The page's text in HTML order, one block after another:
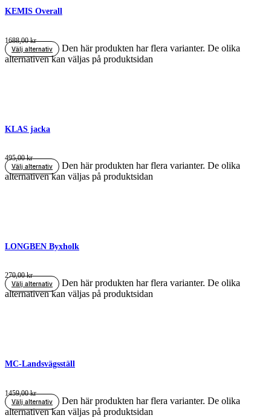
KEMIS Overall
1688,00kr
Välj alternativ
Den här produkten har flera varianter. De olika
alternativen kan väljas på produktsidan
KLAS jacka
495,00kr
Välj alternativ
Den här produkten har flera varianter. De olika
alternativen kan väljas på produktsidan
LONGBEN Byxholk
270,00kr
Välj alternativ
Den här produkten har flera varianter. De olika
alternativen kan väljas på produktsidan
MC-Landsvägsställ
1459,00kr
Välj alternativ
Den här produkten har flera varianter. De olika
alternativen kan väljas på produktsidan